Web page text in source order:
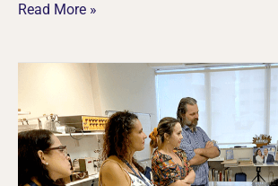
Read More »
Ex-
Aluno